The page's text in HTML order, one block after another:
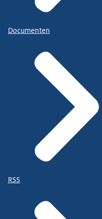
Documenten
RSS